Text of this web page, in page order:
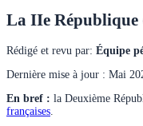
La IIe République
Rédigé et revu par: Équipe
Dernière mise à jour : Mai
En bref : la Deuxième
françaises